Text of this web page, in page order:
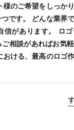
様のご希望をしっか
です。 どんな業界
信があります。 ロ
相談があればお気
ける、最高のロゴ